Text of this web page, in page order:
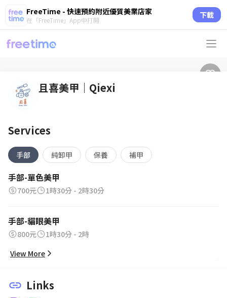
FreeTime - 快速預約附近優質美業店家
在「FreeTime」App中打開 下載
且喜美甲｜Qiexi
Services
手部 純卸甲 保養 補甲
手部-單色美甲
700元 1時30分 - 2時30分
手部-貓眼美甲
800元
1時30分 - 2時
View More
link Links